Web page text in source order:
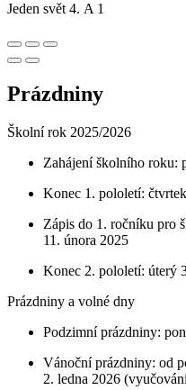
Jeden svět 4. A 1
Prázdniny
Školní rok 2025/2026
Zahájení školního roku:
Konec 1. pololetí:
Zápis do 1. ročníku pro
11. února 2025
Konec 2. pololetí: úterý
Prázdniny a volné dny
Podzimní prázdniny:
Vánoční prázdniny: od
2. ledna 2026